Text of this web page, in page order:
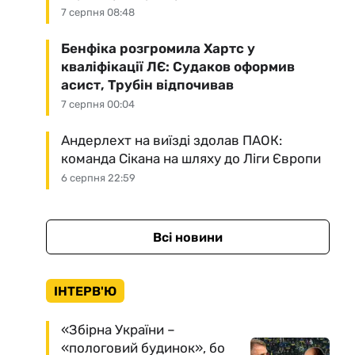
7 серпня 08:48
7 серпня 00:04
Бенфіка розгромила Хартс у
кваліфікації ЛЄ: Судаков оформив
асист, Трубін відпочивав
6 серпня 22:59
Андерлехт на виїзді здолав ПАОК:
команда Сікана на шляху до Ліги Європи
Всі новини
ІНТЕРВ'Ю
«Збірна України –
«пологовий будинок», бо